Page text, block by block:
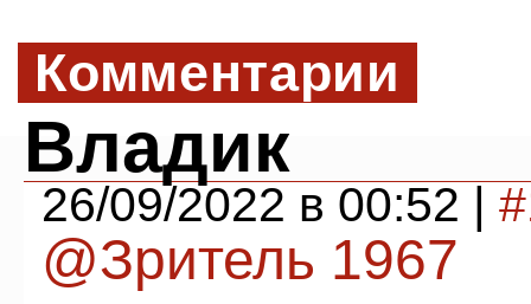
Комментарии
Владик
26/09/2022 в 00:52 |
@Зритель 1967